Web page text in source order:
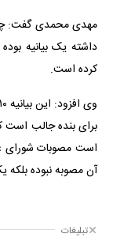
مهدی محمدی گفت:
داشته یک بیانیه
کرده است.
برای بنده جالب است
است مصوبات شورای
آن مصوبه نبوده بلکه
تبلیغات